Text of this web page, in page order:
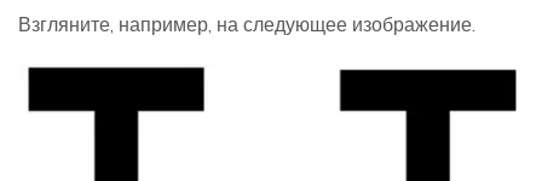
Взгляните, например, на следующее изображение.